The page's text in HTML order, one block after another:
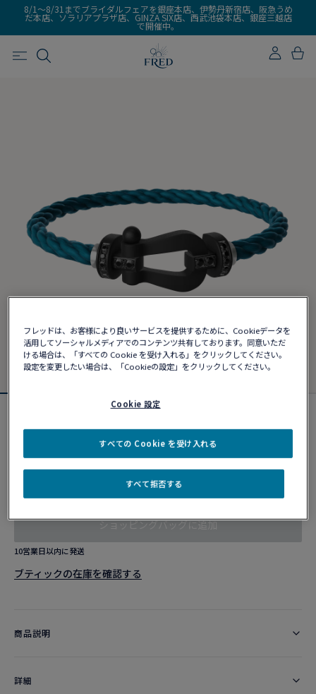
8/1～8/31までブライダルフェアを銀座本店、伊勢丹新宿店、阪急うめ
だ本店、ソラリアプラザ店、GINZA SIX店、西武池袋本店、銀座三越店
で開催中。
フォース10ブレスレット
カスタマイズ
ショッピングバッグに追加
10営業日以内に発送
ブティックの在庫を確認する​
商品説明
詳細​
フレッドは、お客様により良いサービスを提供するために、Cookieデータを
活用してソーシャルメディアでのコンテンツ共有しております。同意いただ
ける場合は、「すべての Cookie を受け入れる」をクリックしてください。
設定を変更したい場合は、「Cookieの設定」をクリックしてください。
Cookie 設定
すべて拒否する
すべての Cookie を受け入れる